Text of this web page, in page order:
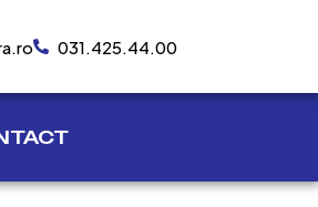
031.425.44.00